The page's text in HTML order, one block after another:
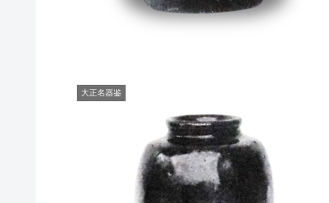
大正名器鉴